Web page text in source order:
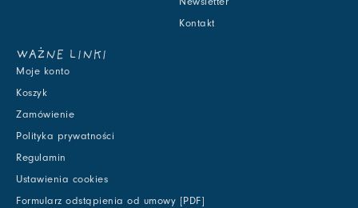
Kontakt
WAŻNE LINKI
Moje konto
Koszyk
Zamówienie
Polityka prywatności
Regulamin
Ustawienia cookies
Formularz odstąpienia od umowy [PDF]